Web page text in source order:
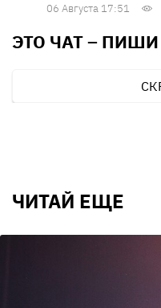
06 Августа 17:51
ЭТО ЧАТ –
ЧИТАЙ ЕЩЕ